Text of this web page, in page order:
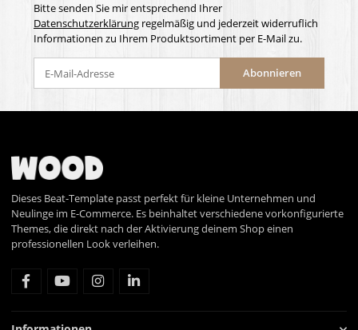
Bitte senden Sie mir entsprechend Ihrer
Datenschutzerklärung regelmäßig und jederzeit widerruflich
Informationen zu Ihrem Produktsortiment per E-Mail zu.
Abonnieren
Dieses Beat-Template passt perfekt für kleine Unternehmen und
Neulinge im E-Commerce. Es beinhaltet verschiedene vorkonfigurierte
Themes, die direkt nach der Aktivierung deinem Shop einen
professionellen Look verleihen.